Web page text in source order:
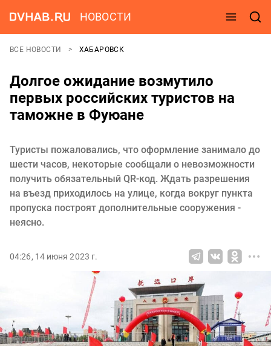
НОВОСТИ
ВСЕ НОВОСТИ ХАБАРОВСК
Долгое ожидание возмутило
первых российских туристов на
таможне в Фуюане
Туристы пожаловались, что оформление занимало до
шести часов, некоторые сообщали о невозможности
получить обязательный QR-код. Ждать разрешения
на въезд приходилось на улице, когда вокруг пункта
пропуска построят дополнительные сооружения -
неясно.
04:26, 14 июня 2023 г.